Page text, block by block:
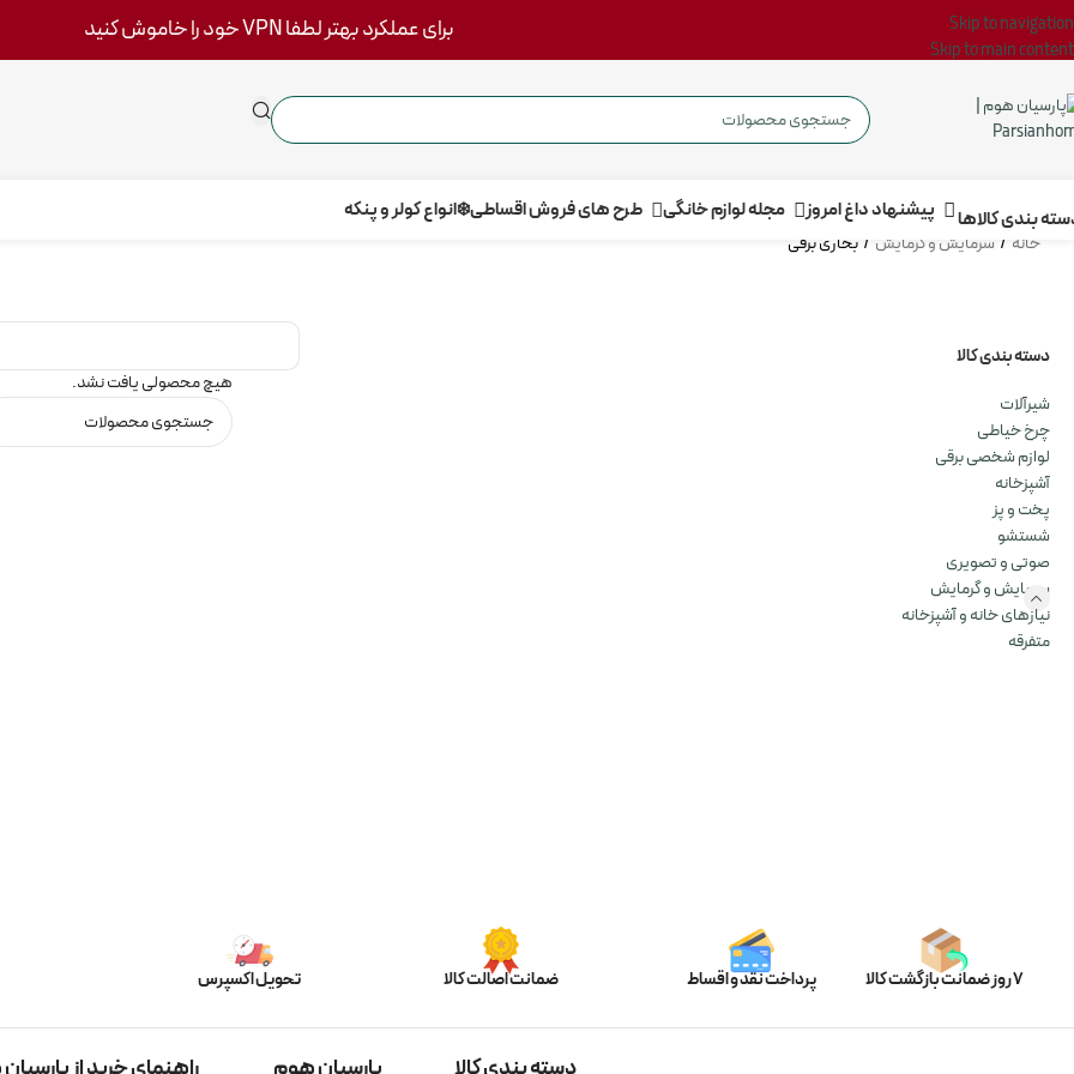
برای عملکرد بهتر لطفا VPN خود را خاموش کنید
Skip to navigation
Skip to main content
بندی کالاها پیشنهاد داغ امروز مجله لوازم خانگی طرح های فروش اقساطی❄️انواع کولر و پنکه
خانه / سرمایش و گرمایش / بخاری برقی
دسته بندی کالا
شیرآلات
چرخ خیاطی
لوازم شخصی برقی
آشپزخانه
پخت و پز
شستشو
صوتی و تصویری
سرمایش و گرمایش
نیازهای خانه و آشپزخانه
متفرقه
هیچ محصولی یافت نشد.
7 روز ضمانت بازگشت کالا پرداخت نقد و اقساط ضمانت اصالت کالا تحویل اکسپرس